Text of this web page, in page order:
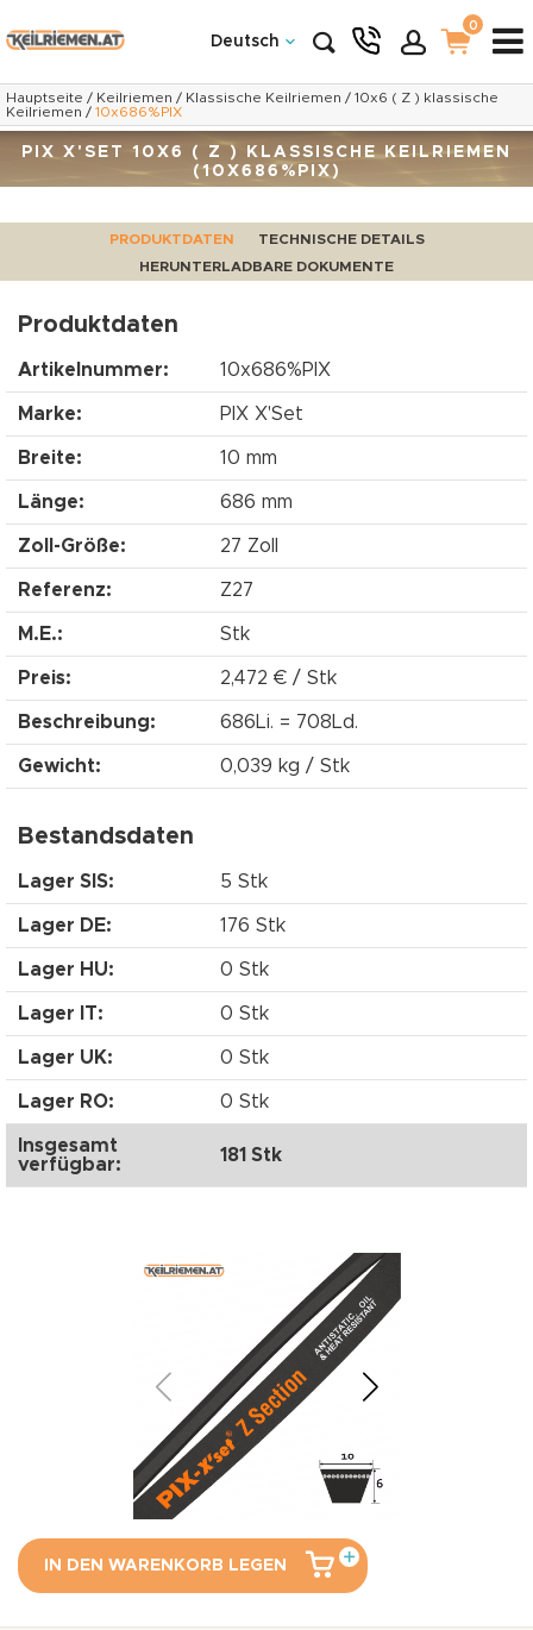
Deutsch
0
Hauptseite / Keilriemen / Klassische Keilriemen / 10x6 ( Z ) klassische
Keilriemen / 10x686%PIX
PIX X'SET 10X6 ( Z ) KLASSISCHE KEILRIEMEN
(10X686%PIX)
PRODUKTDATEN
TECHNISCHE DETAILS
HERUNTERLADBARE DOKUMENTE
Produktdaten
Artikelnummer: 10x686%PIX
Marke: PIX X'Set
Breite: 10 mm
Länge: 686 mm
Zoll-Größe: 27 Zoll
Referenz: Z27
M.E.: Stk
Preis: 2,472 € / Stk
Beschreibung: 686Li. = 708Ld.
Gewicht: 0,039 kg / Stk
Bestandsdaten
Lager SIS: 5 Stk
Lager DE: 176 Stk
Lager HU: 0 Stk
Lager IT: 0 Stk
Lager UK: 0 Stk
Lager RO: 0 Stk
Insgesamt
verfügbar:
181 Stk
IN DEN WARENKORB LEGEN